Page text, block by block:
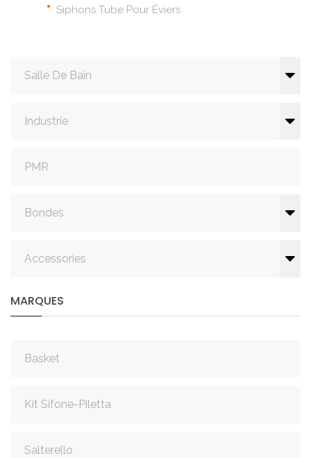
Siphons Tube Pour Éviers
Salle De Bain
Industrie
PMR
Bondes
Accessories
MARQUES
Basket
Kit Sifone-Piletta
Salterello